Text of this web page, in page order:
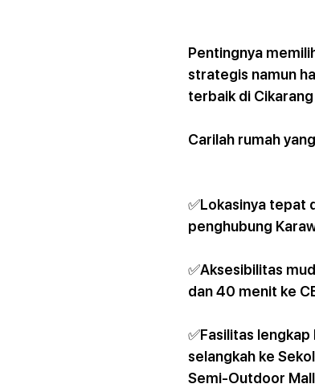
Pentingnya
strategis namun
terbaik di Cikarang
Carilah rumah
✅Lokasinya tepat
penghubung
✅Aksesibilitas
dan 40 menit ke
✅Fasilitas
selangkah ke
Semi-Outdoor Mall